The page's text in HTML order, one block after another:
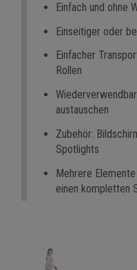
Einfach und ohne
Einseitiger oder
Einfacher
Rollen
austauschen
Zubehör:
Spotlights
Mehrere
einen kompletten